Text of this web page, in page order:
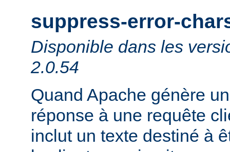
suppress-error-
Disponible dans les
2.0.54
Quand Apache génère
réponse à une requête
inclut un texte destiné à